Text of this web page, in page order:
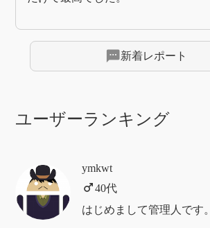
sms新着レポート
ユーザーランキング
ymkwt
はじめまして管理人です。